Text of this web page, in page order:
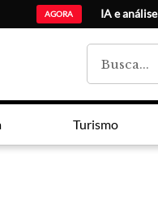
AGORA ADI
Turismo